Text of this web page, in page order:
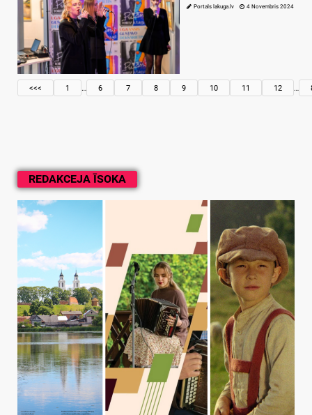
REDAKCEJA ĪSOKA
Portals lakuga.lv 4 Novembris 2024
<<< 1 6 7 8 9 10 11 12